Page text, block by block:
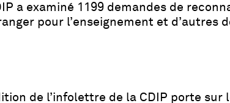
a examiné 1199 demandes de
pour l’enseignement et d’autres
de l’infolettre de la CDIP porte sur